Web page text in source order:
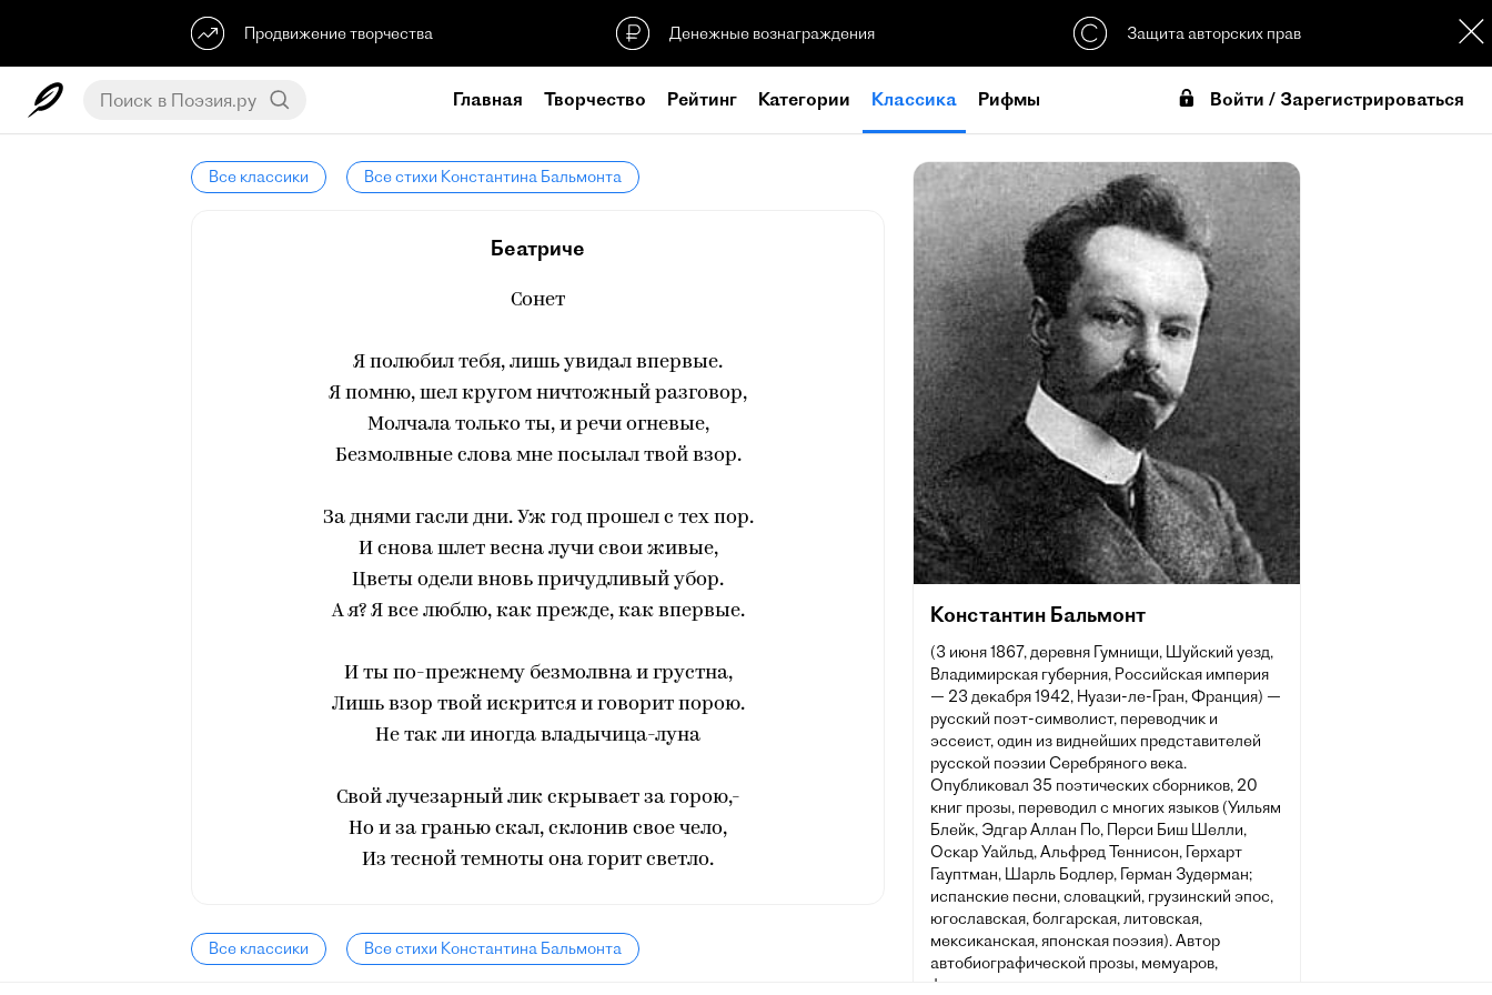
Продвижение творчества Денежные вознаграждения Защита авторских прав
Главная Творчество Рейтинг Категории Классика Рифмы Войти / Зарегистрироваться
Все классики Все стихи Константина Бальмонта
Беатриче
Сонет
Я полюбил тебя, лишь увидал впервые.
Я помню, шел кругом ничтожный разговор,
Молчала только ты, и речи огневые,
Безмолвные слова мне посылал твой взор.
За днями гасли дни. Уж год прошел с тех пор.
И снова шлет весна лучи свои живые,
Цветы одели вновь причудливый убор.
А я? Я все люблю, как прежде, как впервые.
И ты по-прежнему безмолвна и грустна,
Лишь взор твой искрится и говорит порою.
Не так ли иногда владычица-луна
Свой лучезарный лик скрывает за горою,-
Но и за гранью скал, склонив свое чело,
Из тесной темноты она горит светло.
Все классики Все стихи Константина Бальмонта
Константин Бальмонт
(3 июня 1867, деревня Гумнищи, Шуйский уезд,
Владимирская губерния, Российская империя
— 23 декабря 1942, Нуази-ле-Гран, Франция) —
русский поэт-символист, переводчик и
эссеист, один из виднейших представителей
русской поэзии Серебряного века.
Опубликовал 35 поэтических сборников, 20
книг прозы, переводил с многих языков (Уильям
Блейк, Эдгар Аллан По, Перси Биш Шелли,
Оскар Уайльд, Альфред Теннисон, Герхарт
Гауптман, Шарль Бодлер, Герман Зудерман;
испанские песни, словацкий, грузинский эпос,
югославская, болгарская, литовская,
мексиканская, японская поэзия). Автор
автобиографической прозы, мемуаров,
филологических трактатов, историко-